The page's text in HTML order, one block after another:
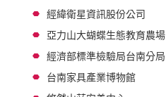
經緯衛星資訊股份公司
亞力山大蝴蝶生態教育農場
經濟部標準檢驗局台南分局
台南家具產業博物館